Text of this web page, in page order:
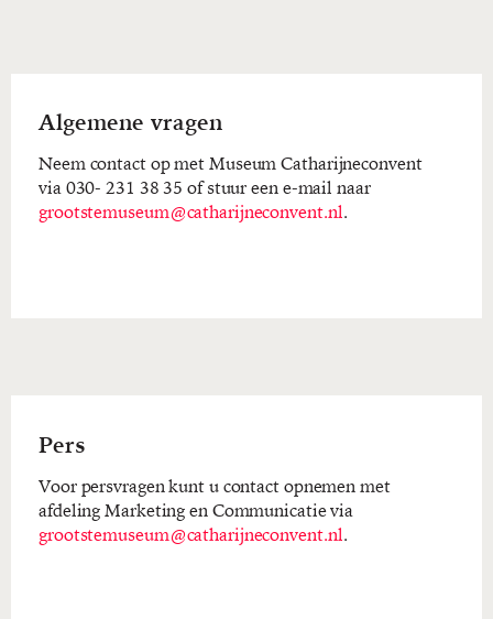
Algemene vragen
Neem contact op met Museum Catharijneconvent
via 030- 231 38 35 of stuur een e-mail naar
grootstemuseum@catharijneconvent.nl.
Pers
Voor persvragen kunt u contact opnemen met
afdeling Marketing en Communicatie via
grootstemuseum@catharijneconvent.nl.